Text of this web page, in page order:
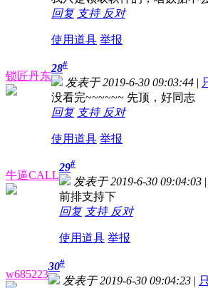
回复 支持 反对
使用道具 举报
锁匠丹东
28#
发表于 2019-6-30 09:03:44 |
没看完~~~~~~ 先顶，好同志
回复 支持 反对
使用道具 举报
牛逼CALL
29#
发表于 2019-6-30 09:04:03 |
前排支持下
回复 支持 反对
使用道具 举报
w685223
30#
发表于 2019-6-30 09:04:23 |